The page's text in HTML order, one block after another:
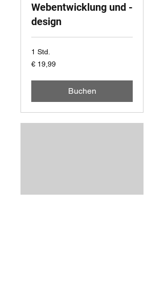
Webentwicklung und -
design
1 Std.
19,99
Euro
€ 19,99
Buchen